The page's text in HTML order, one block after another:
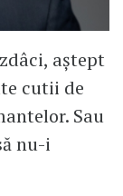
aștept
cutii de
Sau
nu-i